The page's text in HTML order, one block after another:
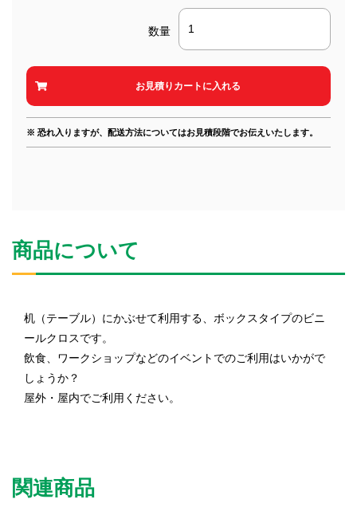
数量
※ 恐れ入りますが、配送方法についてはお見積段階でお伝えいたします。
商品について
机（テーブル）にかぶせて利用する、ボックスタイプのビニ
ールクロスです。
飲食、ワークショップなどのイベントでのご利用はいかがで
しょうか？
屋外・屋内でご利用ください。
関連商品